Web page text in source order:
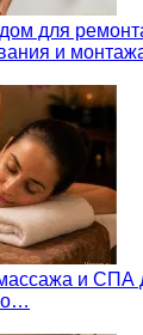
для
и
и СПА